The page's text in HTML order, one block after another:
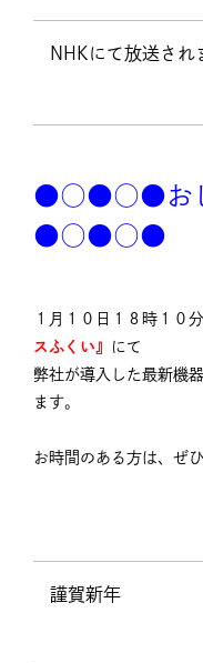
NHKにて放送され
●○●○●お
●○●○●
１月１０日１８時１０
スふくい』
にて
弊社が導入した最新機
ます。
お時間のある方は、ぜ
謹賀新年